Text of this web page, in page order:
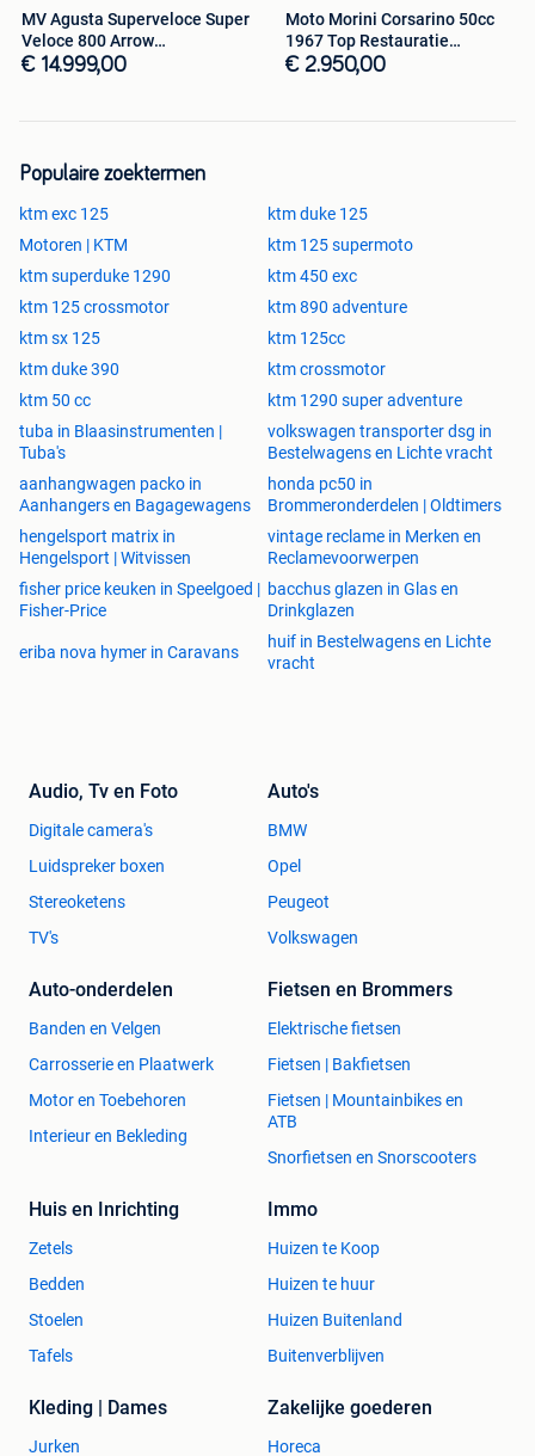
BMW R1200GS / GSA
Interesse in deze Oostenrijkse krachtpatser?
De KTM 1190 Adventure is een motor voor wie houdt van
dynamiek en techniek. Met zijn elektronische vering en 150
pk is dit nog steeds een van de best rijdende motoren in
📞Bel nu voor een afspraak: 0472 67 78 41
@Motomobilia Kortrijk
#ktm #1190adventure #ktm1190 #adventurebike
#leovince #readytorace #motomobilia #kortrijk #tekoop
#2dehands #instamoto #bikelife #motorrijden
#vlaanderen #belgie #occasie #allroad #touring
#globetrotter
Onze advertenties worden met de grootste zorg
samengesteld. Ondanks alle inspanningen kan er een fout
in de advertentie voorkomen. Er kunnen geen rechten
worden ontleend aan de advertentie.
MV Agusta Superveloce Super
Veloce 800 Arrow
@motomobilia
€ 14.999,00
Moto Morini Corsarino 50cc
1967 Top Restauratie
@motomobilia
€ 2.950,00
Populaire zoektermen
ktm exc 125
ktm duke 125
Motoren | KTM
ktm 125 supermoto
ktm superduke 1290
ktm 450 exc
ktm 125 crossmotor
ktm 890 adventure
ktm sx 125
ktm 125cc
ktm duke 390
ktm crossmotor
ktm 50 cc
ktm 1290 super adventure
tuba in Blaasinstrumenten |
Tuba's
volkswagen transporter dsg in
Bestelwagens en Lichte vracht
aanhangwagen packo in
Aanhangers en Bagagewagens
honda pc50 in
Brommeronderdelen | Oldtimers
hengelsport matrix in
Hengelsport | Witvissen
vintage reclame in Merken en
Reclamevoorwerpen
fisher price keuken in Speelgoed |
Fisher-Price
bacchus glazen in Glas en
Drinkglazen
eriba nova hymer in Caravans
huif in Bestelwagens en Lichte
vracht
Audio, Tv en Foto
Digitale camera's
Luidspreker boxen
Stereoketens
TV's
Auto's
BMW
Opel
Peugeot
Volkswagen
Auto-onderdelen
Banden en Velgen
Carrosserie en Plaatwerk
Motor en Toebehoren
Interieur en Bekleding
Fietsen en Brommers
Elektrische fietsen
Fietsen | Bakfietsen
Fietsen | Mountainbikes en
ATB
Snorfietsen en Snorscooters
Huis en Inrichting
Zetels
Bedden
Stoelen
Tafels
Immo
Huizen te Koop
Huizen te huur
Huizen Buitenland
Buitenverblijven
Kleding | Dames
Jurken
Zakelijke goederen
Horeca